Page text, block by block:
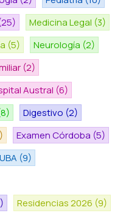
Medicina Legal (3)
(5) Neurología (2)
(2)
Austral (6)
Digestivo (2)
Examen Córdoba (5)
(9)
Residencias 2026 (9)